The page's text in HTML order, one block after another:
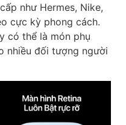
như Hermes, Nike,
cực kỳ phong cách.
có thể là món phụ
nhiều đối tượng người